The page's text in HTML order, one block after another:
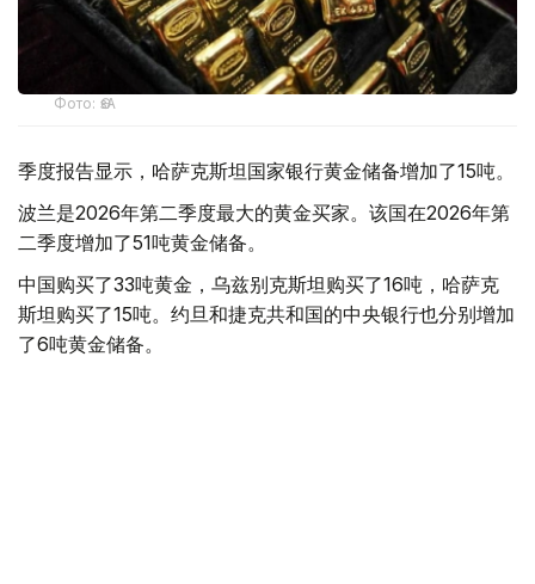
Фото: ӨзА
季度报告显示，哈萨克斯坦国家银行黄金储备增加了15吨。
波兰是2026年第二季度最大的黄金买家。该国在2026年第
二季度增加了51吨黄金储备。
中国购买了33吨黄金，乌兹别克斯坦购买了16吨，哈萨克
斯坦购买了15吨。约旦和捷克共和国的中央银行也分别增加
了6吨黄金储备。